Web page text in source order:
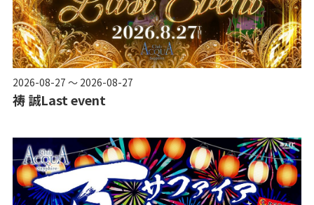
2026-08-27 ～ 2026-08-27
祷 誠Last event